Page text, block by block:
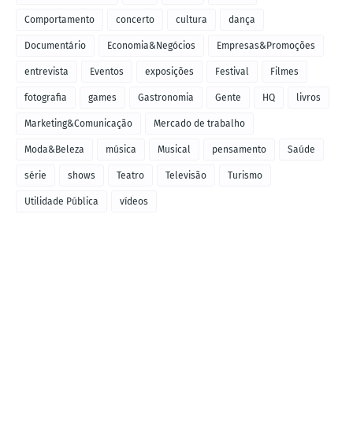
Comportamento concerto cultura dança
Documentário Economia&Negócios Empresas&Promoções
entrevista Eventos exposições Festival Filmes
fotografia games Gastronomia Gente HQ livros
Marketing&Comunicação Mercado de trabalho
Moda&Beleza música Musical pensamento Saúde
série shows Teatro Televisão Turismo
Utilidade Pública vídeos